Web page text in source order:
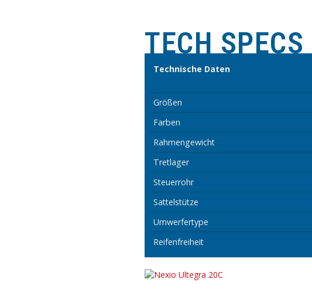
TECH SPECS
Technische Daten
Größen
Farben
Rahmengewicht
Tretlager
Steuerrohr
Sattelstütze
Umwerfertype
Reifenfreiheit